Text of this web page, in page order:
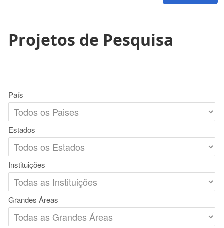
Projetos de Pesquisa
País
Estados
Instituições
Grandes Áreas